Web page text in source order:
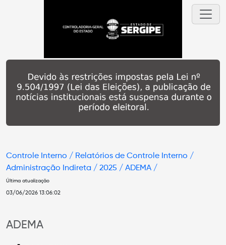
Controle Interno / Relatórios de Controle Interno /
Administração Indireta / 2025 / ADEMA /
Última atualização
03/06/2026 13:06:02
ADEMA